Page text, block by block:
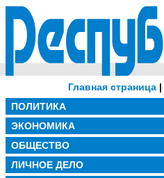
Главная страница |
ПОЛИТИКА
ЭКОНОМИКА
ОБЩЕСТВО
ЛИЧНОЕ ДЕЛО